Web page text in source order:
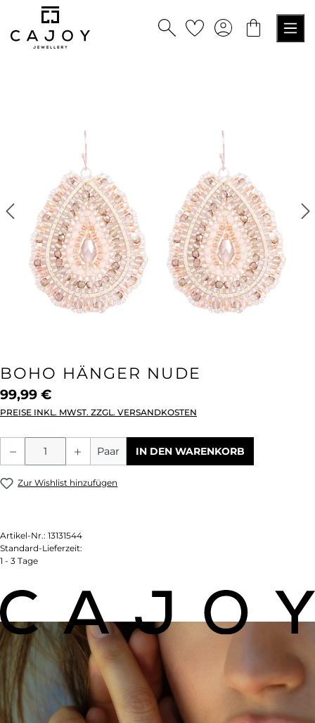
springen
BOHO HÄNGER NUDE
99,99 €
PREISE INKL. MWST. ZZGL. VERSANDKOSTEN
Produkt Anzahl: Gib den gewünschten
Paar IN DEN WARENKORB
Zur Wishlist hinzufügen
Artikel-Nr.: 13131544
Standard-Lieferzeit:
1 - 3 Tage